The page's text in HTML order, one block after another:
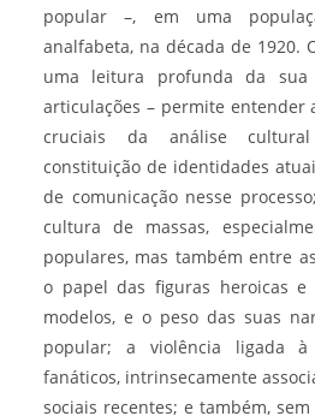
popular –, em uma
analfabeta, na década de 1920.
uma leitura profunda da
articulações – permite entender
cruciais da análise cultural
constituição de identidades
de comunicação nesse
cultura de massas,
populares, mas também entre
o papel das figuras heroicas e
modelos, e o peso das suas
popular; a violência ligada
fanáticos, intrinsecamente
sociais recentes; e também,